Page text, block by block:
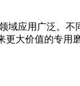
应用广泛。
大价值的专用磨